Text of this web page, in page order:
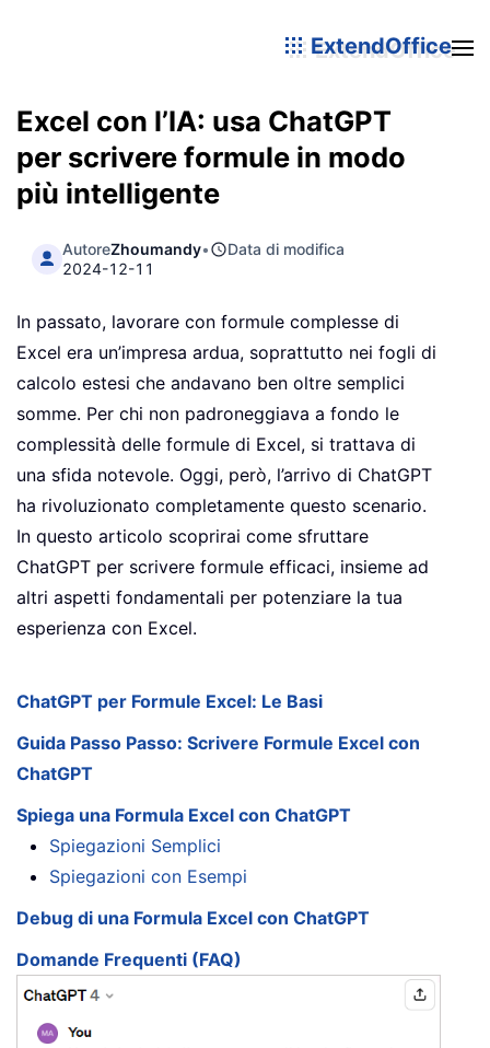
ExtendOffice
Excel con l’IA: usa ChatGPT
per scrivere formule in modo
più intelligente
AutoreZhoumandy•
Data di modifica
2024-12-11
In passato, lavorare con formule complesse di
Excel era un’impresa ardua, soprattutto nei fogli di
calcolo estesi che andavano ben oltre semplici
somme. Per chi non padroneggiava a fondo le
complessità delle formule di Excel, si trattava di
una sfida notevole. Oggi, però, l’arrivo di ChatGPT
ha rivoluzionato completamente questo scenario.
In questo articolo scoprirai come sfruttare
ChatGPT per scrivere formule efficaci, insieme ad
altri aspetti fondamentali per potenziare la tua
esperienza con Excel.
ChatGPT per Formule Excel: Le Basi
Guida Passo Passo: Scrivere Formule Excel con
ChatGPT
Spiega una Formula Excel con ChatGPT
Spiegazioni Semplici
Spiegazioni con Esempi
Debug di una Formula Excel con ChatGPT
Domande Frequenti (FAQ)